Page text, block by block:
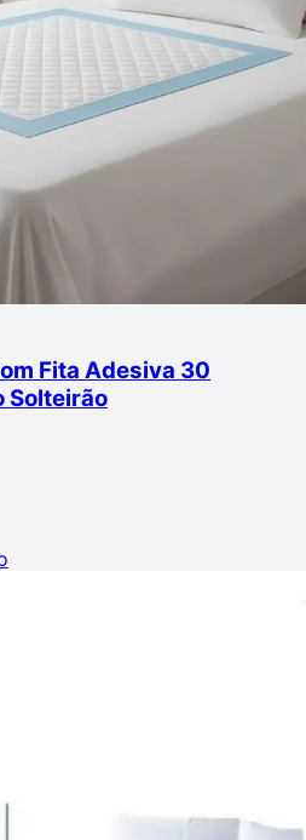
Fita Adesiva 30
Solteirão